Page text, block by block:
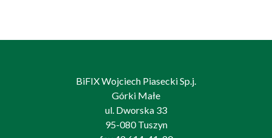
BiFIX Wojciech Piasecki Sp.j.
Górki Małe
ul. Dworska 33
95-080 Tuszyn